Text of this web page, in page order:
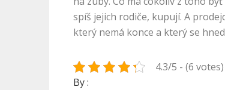
spíš jejich rodiče, kupují. A
který nemá konce a který se
4.3/5 - (6 votes)
By :